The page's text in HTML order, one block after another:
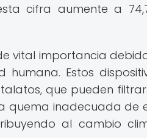
cifra aumente a
vital importancia
Estos
que pueden
quema inadecuada de
al cambio